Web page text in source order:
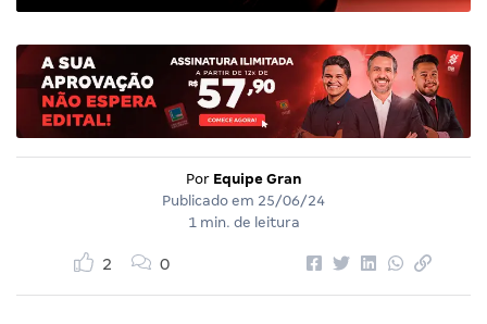
Por Equipe Gran
Publicado em 25/06/24
1 min. de leitura
2 0